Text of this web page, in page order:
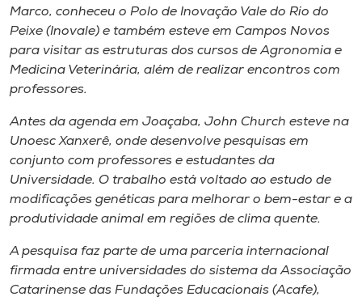
Unoesc
Store
Selecione
o idioma
Marco, conheceu o Polo de Inovação Vale do Rio do
Peixe (Inovale) e também esteve em Campos Novos
para visitar as estruturas dos cursos de Agronomia e
Medicina Veterinária, além de realizar encontros com
professores.
Antes da agenda em Joaçaba, John Church esteve na
Unoesc Xanxerê, onde desenvolve pesquisas em
conjunto com professores e estudantes da
Universidade. O trabalho está voltado ao estudo de
modificações genéticas para melhorar o bem-estar e a
produtividade animal em regiões de clima quente.
A pesquisa faz parte de uma parceria internacional
firmada entre universidades do sistema da Associação
Catarinense das Fundações Educacionais (Acafe),